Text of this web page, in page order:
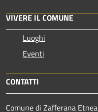
VIVERE IL COMUNE
Luoghi
Eventi
CONTATTI
Comune di Zafferana Etnea